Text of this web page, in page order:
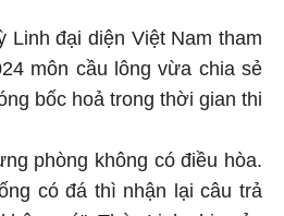
Linh đại diện Việt Nam tham
môn cầu lông vừa chia sẻ
bốc hoả trong thời gian thi
phòng không có điều hòa.
có đá thì nhận lại câu trả